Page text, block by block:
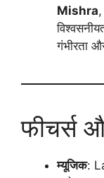
Mishra,
गंभीरता
फीचर्स
म्यूजिक: